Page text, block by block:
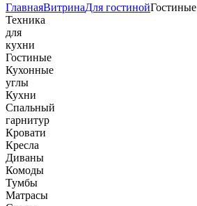
ГлавнаяВитринаДля гостинойГостиные
Техника
для
кухни
Гостиные
Кухонные
углы
Кухни
Спальный
гарнитур
Кровати
Кресла
Диваны
Комоды
Тумбы
Матрасы